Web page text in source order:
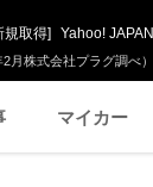
株式会社プラグ調べ）
規取得] Yahoo! JAPAN
マイカー